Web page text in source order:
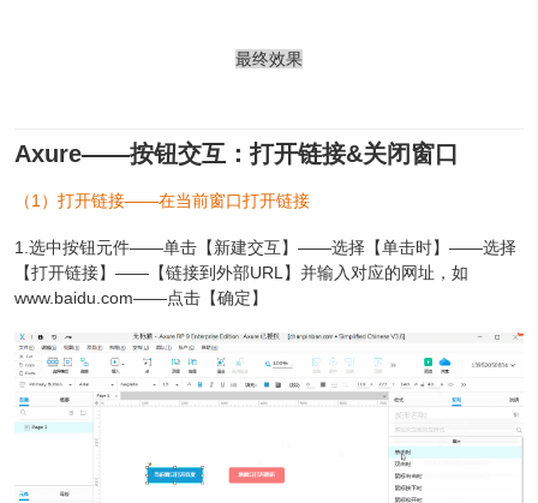
最终效果
Axure——按钮交互：打开链接&关闭窗口
（1）打开链接——在当前窗口打开链接
1.选中按钮元件——单击【新建交互】——选择【单击时】——选择
【打开链接】——【链接到外部URL】并输入对应的网址，如
www.baidu.com——点击【确定】